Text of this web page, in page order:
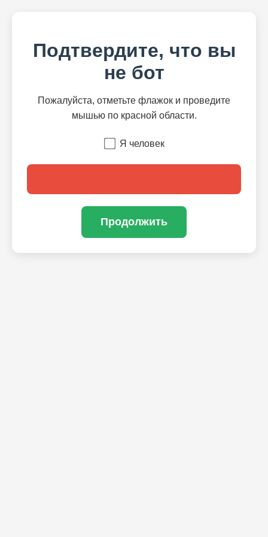
Подтвердите, что вы
не бот
Пожалуйста, отметьте флажок и проведите
мышью по красной области.
Я человек
Продолжить